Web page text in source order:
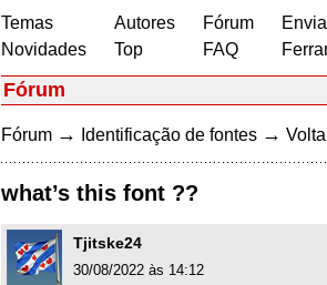
Temas
Novidades
Autores
Top
Fórum
FAQ
Fórum
Fórum → Identificação de fontes →
what’s this font ??
Tjitske24
30/08/2022 às 14:12